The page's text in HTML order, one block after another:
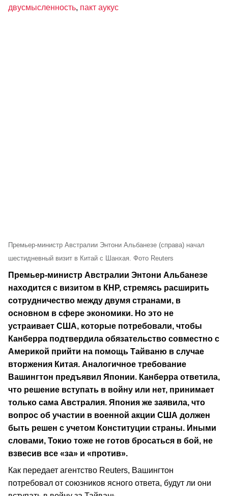
двусмысленность, пакт аукус
Премьер-министр Австралии Энтони Альбанезе (справа) начал
шестидневный визит в Китай с Шанхая. Фото Reuters
Премьер-министр Австралии Энтони Альбанезе
находится с визитом в КНР, стремясь расширить
сотрудничество между двумя странами, в
основном в сфере экономики. Но это не
устраивает США, которые потребовали, чтобы
Канберра подтвердила обязательство совместно с
Америкой прийти на помощь Тайваню в случае
вторжения Китая. Аналогичное требование
Вашингтон предъявил Японии. Канберра ответила,
что решение вступать в войну или нет, принимает
только сама Австралия. Япония же заявила, что
вопрос об участии в военной акции США должен
быть решен с учетом Конституции страны. Иными
словами, Токио тоже не готов бросаться в бой, не
взвесив все «за» и «против».
Как передает агентство Reuters, Вашингтон
потребовал от союзников ясного ответа, будут ли они